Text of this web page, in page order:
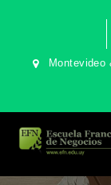
Montevideo